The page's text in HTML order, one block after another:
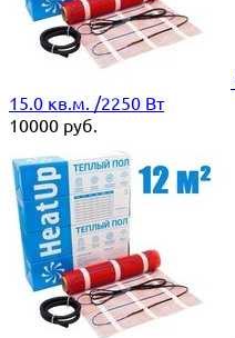
15.0 кв.м. /2250 Вт
10000 руб.